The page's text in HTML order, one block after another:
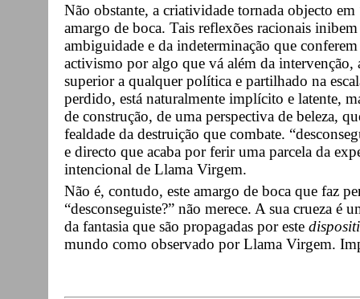
Não obstante, a criatividade tornada objecto em
amargo de boca. Tais reflexões racionais
ambiguidade e da indeterminação que
activismo por algo que vá além da intervenção,
superior a qualquer política e partilhado na
perdido, está naturalmente implícito e latente,
de construção, de uma perspectiva de beleza,
fealdade da destruição que combate.
e directo que acaba por ferir uma parcela da
intencional de Llama Virgem.
Não é, contudo, este amargo de boca que faz
“desconseguiste?” não merece. A sua crueza é
da fantasia que são propagadas por este
mundo como observado por Llama Virgem.